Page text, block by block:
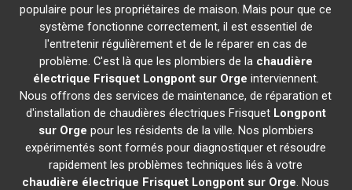
populaire pour les propriétaires de maison. Mais pour que ce
système fonctionne correctement, il est essentiel de
l'entretenir régulièrement et de le réparer en cas de
problème. C'est là que les plombiers de la chaudière
électrique Frisquet Longpont sur Orge interviennent.
Nous offrons des services de maintenance, de réparation et
d'installation de chaudières électriques Frisquet Longpont
sur Orge pour les résidents de la ville. Nos plombiers
expérimentés sont formés pour diagnostiquer et résoudre
rapidement les problèmes techniques liés à votre
chaudière électrique Frisquet Longpont sur Orge. Nous